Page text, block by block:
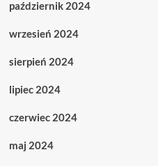
październik 2024
wrzesień 2024
sierpień 2024
lipiec 2024
czerwiec 2024
maj 2024